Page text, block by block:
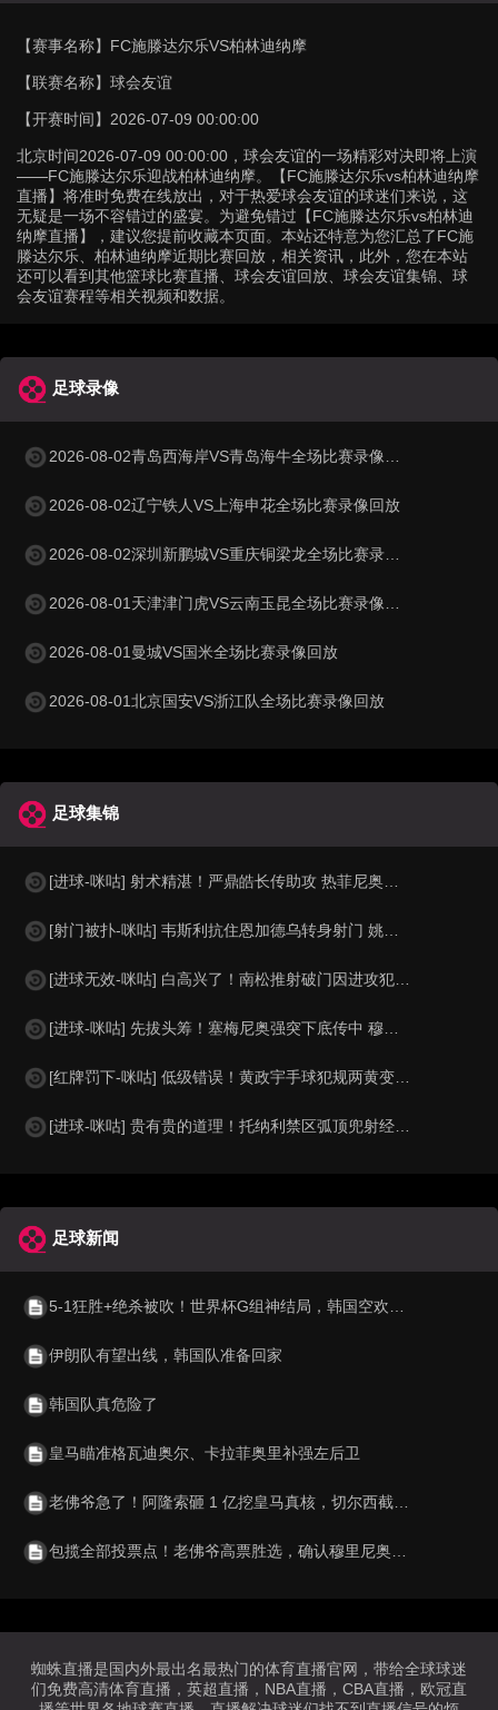
【赛事名称】 FC施滕达尔乐VS柏林迪纳摩
【联赛名称】 球会友谊
【开赛时间】 2026-07-09 00:00:00
北京时间2026-07-09 00:00:00，球会友谊的一场精彩对决即将上演
——FC施滕达尔乐迎战柏林迪纳摩。【FC施滕达尔乐vs柏林迪纳摩
直播】将准时免费在线放出，对于热爱球会友谊的球迷们来说，这
无疑是一场不容错过的盛宴。为避免错过【FC施滕达尔乐vs柏林迪
纳摩直播】，建议您提前收藏本页面。本站还特意为您汇总了FC施
滕达尔乐、柏林迪纳摩近期比赛回放，相关资讯，此外，您在本站
还可以看到其他篮球比赛直播、球会友谊回放、球会友谊集锦、球
会友谊赛程等相关视频和数据。
足球录像
2026-08-02青岛西海岸VS青岛海牛全场比赛录像回放
2026-08-02辽宁铁人VS上海申花全场比赛录像回放
2026-08-02深圳新鹏城VS重庆铜梁龙全场比赛录像回放
2026-08-01天津津门虎VS云南玉昆全场比赛录像回放
2026-08-01曼城VS国米全场比赛录像回放
2026-08-01北京国安VS浙江队全场比赛录像回放
足球集锦
[进球-咪咕] 射术精湛！严鼎皓长传助攻 热菲尼奥低射死角破门
[射门被扑-咪咕] 韦斯利抗住恩加德乌转身射门 姚浩洋及时化险
[进球无效-咪咕] 白高兴了！南松推射破门因进攻犯规在先被吹
[进球-咪咕] 先拔头筹！塞梅尼奥强突下底传中 穆巴马推空门得手
[红牌罚下-咪咕] 低级错误！黄政宇手球犯规两黄变一红被罚下
[进球-咪咕] 贵有贵的道理！托纳利禁区弧顶兜射经折射弹入球网
足球新闻
5-1狂胜+绝杀被吹！世界杯G组神结局，韩国空欢喜 比利时逆袭成第1
伊朗队有望出线，韩国队准备回家
韩国队真危险了
皇马瞄准格瓦迪奥尔、卡拉菲奥里补强左后卫
老佛爷急了！阿隆索砸 1 亿挖皇马真核，切尔西截胡利物浦阿森纳
包揽全部投票点！老佛爷高票胜选，确认穆里尼奥重返伯纳乌执教
蜘蛛直播是国内外最出名最热门的体育直播官网，带给全球球迷
们免费高清体育直播，英超直播，NBA直播，CBA直播，欧冠直